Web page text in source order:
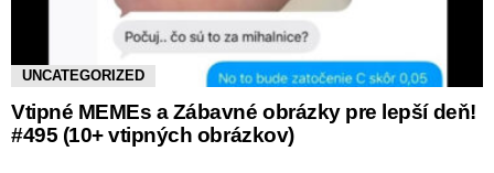
UNCATEGORIZED
Vtipné MEMEs a Zábavné obrázky pre lepší deň!
#495 (10+ vtipných obrázkov)